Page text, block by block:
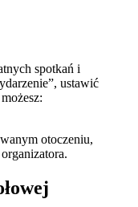
spotkań i
ustawić
otoczeniu,